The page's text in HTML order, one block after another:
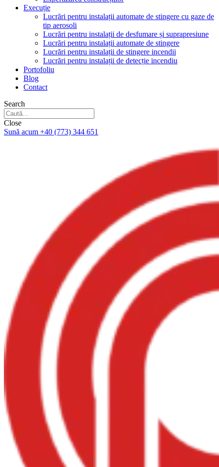
Execuție
Lucrări pentru instalații automate de stingere cu gaze de
tip aerosoli
Lucrări pentru instalații de desfumare și suprapresiune
Lucrări pentru instalații automate de stingere
Lucrări pentru instalații de stingere incendii
Lucrări pentru instalații de detecție incendiu
Portofoliu
Blog
Contact
Search
Close
Sună acum +40 (773) 344 651